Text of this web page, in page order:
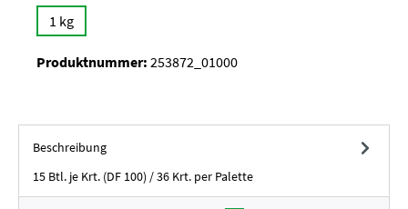
1 kg
Produktnummer: 253872_01000
Beschreibung
15 Btl. je Krt. (DF 100) / 36 Krt. per Palette